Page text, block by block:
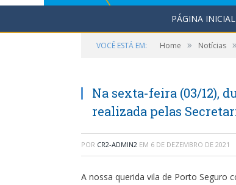
PÁGINA INICIAL
VOCÊ ESTÁ EM: Home » Notícias »
Na sexta-feira (03/12),
realizada pelas
POR CR2-ADMIN2 EM 6 DE DEZEMBRO DE 2021
A nossa querida vila de Porto Seguro